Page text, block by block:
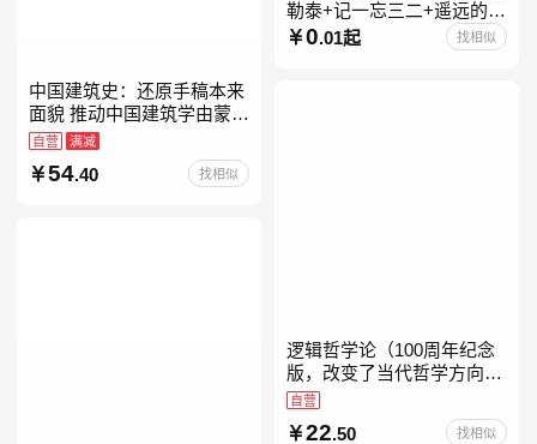
勒泰+记一忘三二+遥远的向
日葵地+冬牧场+阿勒泰的角
落+羊道三部曲+走夜路请放
0.01起 找相似
中国建筑史：还原手稿本来
面貌 推动中国建筑学由蒙昧
进入现代学科的奠基之作
自营 满减
54.40 找相似
逻辑哲学论（100周年纪念
版，改变了当代哲学方向的
一本重要著作）
自营
22.50 找相似